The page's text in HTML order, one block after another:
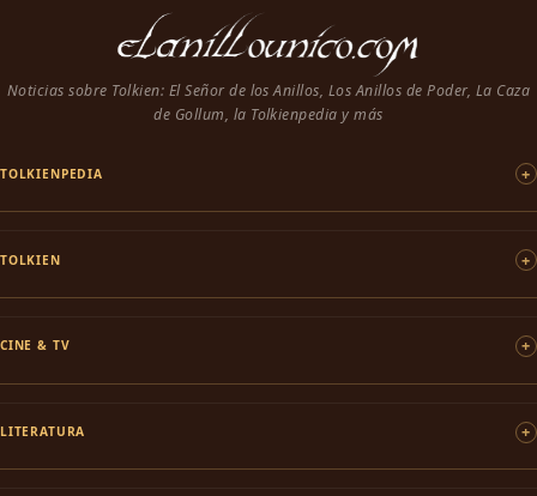
Noticias sobre Tolkien: El Señor de los Anillos, Los Anillos de Poder, La Caza
de Gollum, la Tolkienpedia y más
TOLKIENPEDIA
TOLKIEN
CINE & TV
LITERATURA